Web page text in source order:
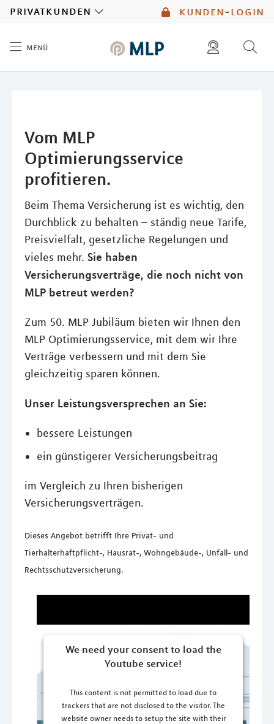
kunden-login
privatkunden
menü
Vom MLP
Optimierungsservice
profitieren.
Beim Thema Versicherung ist es wichtig, den
Durchblick zu behalten – ständig neue Tarife,
Preisvielfalt, gesetzliche Regelungen und
vieles mehr. Sie haben
Versicherungsverträge, die noch nicht von
MLP betreut werden?
Zum 50. MLP Jubiläum bieten wir Ihnen den
MLP Optimierungsservice, mit dem wir Ihre
Verträge verbessern und mit dem Sie
gleichzeitig sparen können.
Unser Leistungsversprechen an Sie:
bessere Leistungen
ein günstigerer Versicherungsbeitrag
im Vergleich zu Ihren bisherigen
Versicherungsverträgen.
Dieses Angebot betrifft Ihre Privat- und
Tierhalterhaftpflicht-, Hausrat-, Wohngebäude-, Unfall- und
Rechtsschutzversicherung.
We need your consent to load the
Youtube service!
This content is not permitted to load due to
trackers that are not disclosed to the visitor. The
website owner needs to setup the site with their